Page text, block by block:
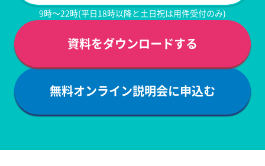
無料オンライン説明会に申込む
資料をダウンロードする
9時～22時(平日18時以降と土日祝は用件受付のみ)